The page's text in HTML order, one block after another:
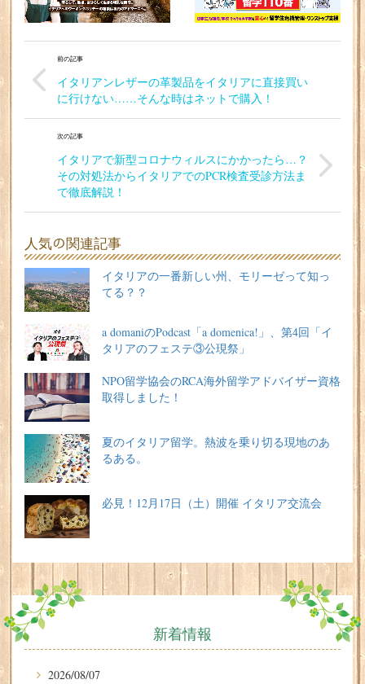
前の記事
イタリアンレザーの革製品をイタリアに直接買い
に行けない……そんな時はネットで購入！
次の記事
イタリアで新型コロナウィルスにかかったら…？
その対処法からイタリアでのPCR検査受診方法ま
で徹底解説！
人気の関連記事
イタリアの一番新しい州、モリーゼって知っ
てる？？
a domaniのPodcast「a domenica!」、第4回「イ
タリアのフェステ③公現祭」
NPO留学協会のRCA海外留学アドバイザー資格
取得しました！
夏のイタリア留学。熱波を乗り切る現地のあ
るある。
必見！12月17日（土）開催 イタリア交流会
新着情報
2026/08/07